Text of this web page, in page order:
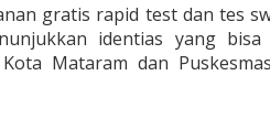
gratis rapid test dan tes
identias yang bisa
Mataram dan